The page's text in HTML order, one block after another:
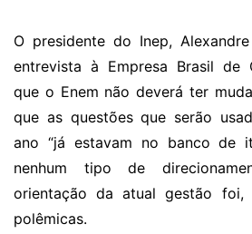
O presidente do Inep,
entrevista à Empresa Brasil de
que o Enem não deverá ter
que as questões que serão
ano “já estavam no banco de
nenhum tipo de
orientação da atual gestão foi,
polêmicas.